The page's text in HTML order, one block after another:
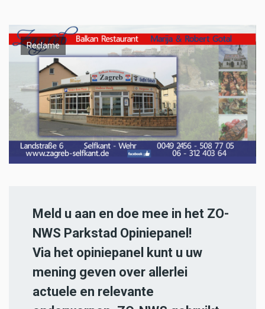
Reclame
Meld u aan en doe mee in het ZO-
NWS Parkstad Opiniepanel!
Via het opiniepanel kunt u uw
mening geven over allerlei
actuele en relevante